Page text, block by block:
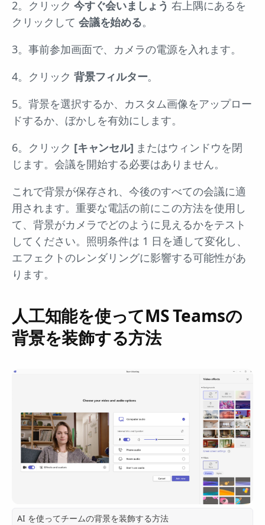
2。クリック 今すぐ会いましょう 右上隅にあるを
クリックして 会議を始める。
3。事前参加画面で、カメラの電源を入れます。
4。クリック 背景フィルター。
5。背景を選択するか、カスタム画像をアップロー
ドするか、ぼかしを有効にします。
6。クリック [キャンセル] またはウィンドウを閉
じます。会議を開始する必要はありません。
これで背景が保存され、今後のすべての会議に適
用されます。重要な電話の前にこの方法を使用し
て、背景がカメラでどのように見えるかをテスト
してください。照明条件は 1 日を通して変化し、
エフェクトのレンダリングに影響する可能性があ
ります。
人工知能を使ってMS Teamsの
背景を装飾する方法
AI を使ってチームの背景を装飾する方法